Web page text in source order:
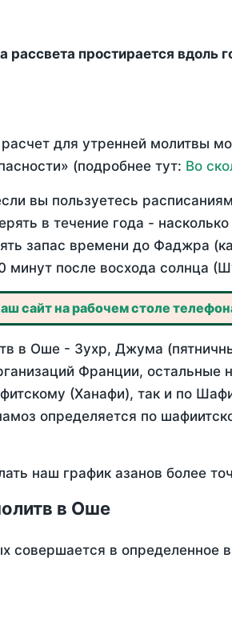
простирается вдоль
для утренней молитвы
(подробнее тут: Во
вы пользуетесь
в течение года -
запас времени до Фаджра
минут после восхода солнца
сайт на рабочем столе
в Оше - Зухр, Джума
Франции,
(Ханафи), так и по
определяется по
наш график азанов более
в Оше
совершается в